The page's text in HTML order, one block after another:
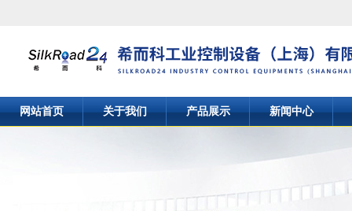
网站首页 关于我们 产品展示 新闻中心